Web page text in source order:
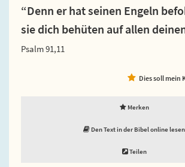
“Denn er hat seinen Engeln
sie dich behüten auf allen
Psalm 91,11
Dies soll mein
Merken
Den Text in der Bibel online lesen
Teilen